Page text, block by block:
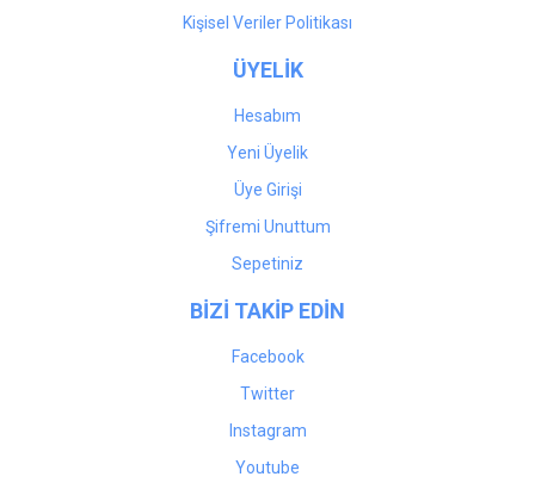
Kişisel Veriler Politikası
ÜYELİK
Hesabım
Yeni Üyelik
Üye Girişi
Şifremi Unuttum
Sepetiniz
BİZİ TAKİP EDİN
Facebook
Twitter
Instagram
Youtube